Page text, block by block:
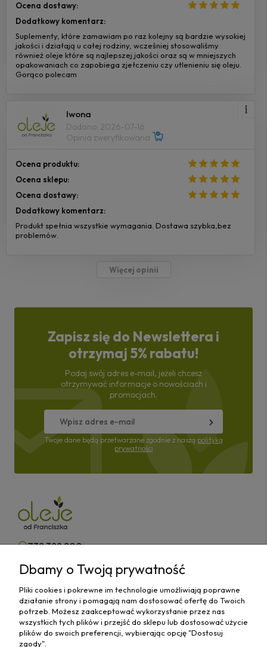
Ocena dostawy:
Dodatkowy komentarz:
Suplementy, które zamawiam po raz kolejny są bardzie wysokiej
jakości i działają u całej rodziny, wcześniej stosowaliśmy
również oleje które są najlepszej jakości oraz są w mniejszych
opakowaniach co zapobiega zjełczeniu czy utlenieniu się oleju.
Gorąco polecam
Iwona
Dodano: 2026-07-16
Opinia zweryfikowana
Ocena produktu:
Ocena sklepu:
Ocena dostawy:
Dodatkowy komentarz:
Produkt spełnia wszystkie wymagania. Dostawa szybka,bez
problemów.
Więcej opinii
Zapisz się do Newslettera i
otrzymaj 5% rabatu!
Podaj swój adres e-mail, jeżeli chcesz
otrzymywać informacje o nowościach i
promocjach.
Twoje dane będą przetwarzane zgodnie z naszą polityką
prywatności
732 322 800
kontakt@olejeodfranciszka.pl
Sklep stacjonarny
63-400 Ostrów Wielkopolski,
ul.Różana 29/1
Dbamy o Twoją prywatność
Pliki cookies i pokrewne im technologie umożliwiają poprawne
działanie strony i pomagają nam dostosować ofertę do Twoich
potrzeb. Możesz zaakceptować wykorzystanie przez nas
wszystkich tych plików i przejść do sklepu lub dostosować użycie
plików do swoich preferencji, wybierając opcję "Dostosuj
zgody".